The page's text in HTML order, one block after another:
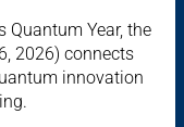
Quantum Year, the
2026) connects
innovation